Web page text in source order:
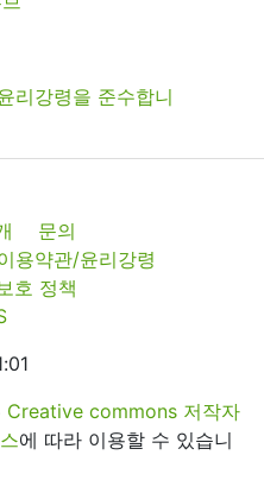
문의
용약관/윤리강령
호 정책
Creative commons 저작자
에 따라 이용할 수 있습니